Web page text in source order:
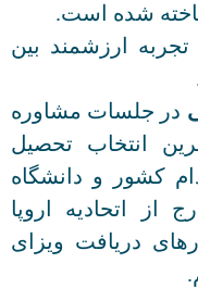
شده است.
تجربه ارزشمند بین
در جلسات مشاوره
انتخاب تحصیل
کشور و دانشگاه
اتحادیه اروپا
دریافت ویزای